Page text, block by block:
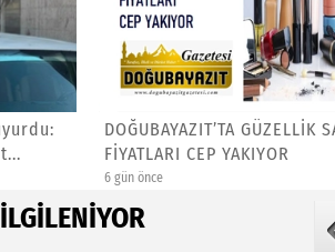
DOĞUBAYAZIT’TA GÜZELLİK
FİYATLARI CEP YAKIYOR
6 gün önce